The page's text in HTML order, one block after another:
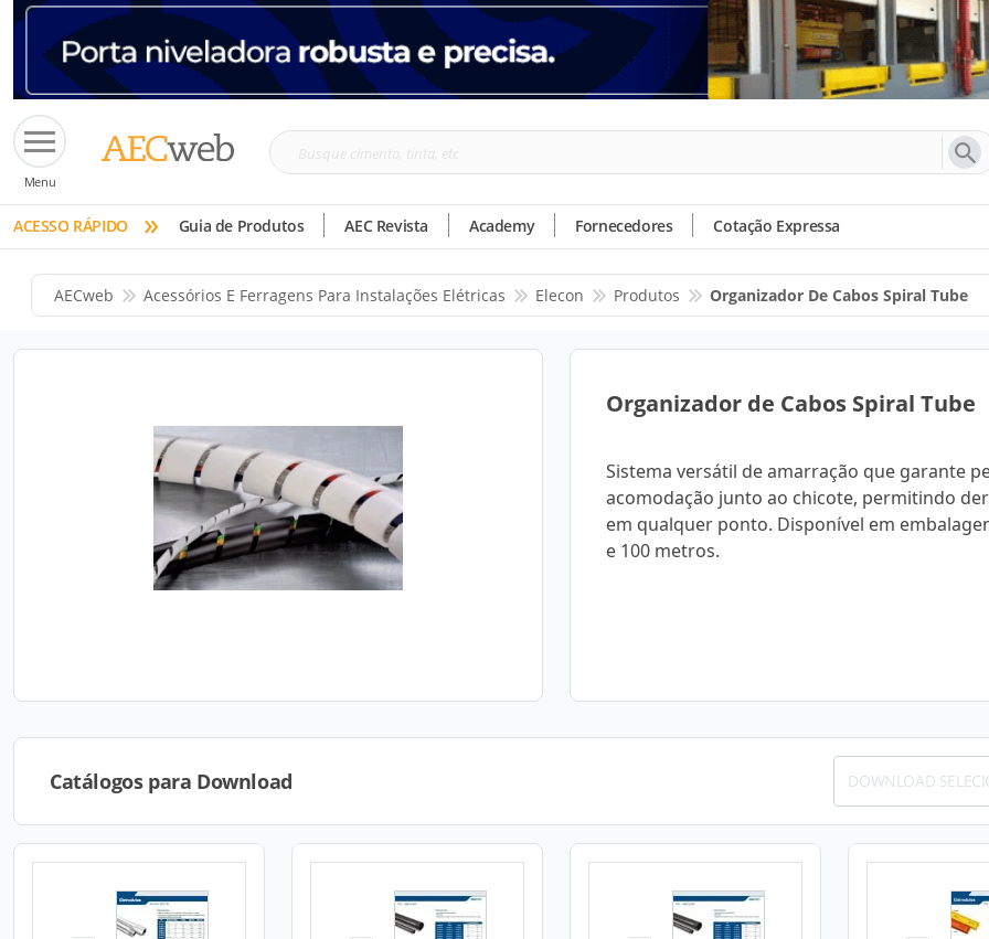
Menu
Busque
tinta,
etc
ACESSO RÁPIDO » Guia de Produtos AEC Revista Academy Fornecedores Cotação Expressa
AECweb Acessórios E Ferragens Para Instalações Elétricas Elecon Produtos Organizador De Cabos Spiral Tube
Organizador de Cabos Spiral Tube
Sistema versátil de amarração que garante
acomodação junto ao chicote, permitindo
em qualquer ponto. Disponível em
e 100 metros.
Catálogos para Download DOWNLOAD